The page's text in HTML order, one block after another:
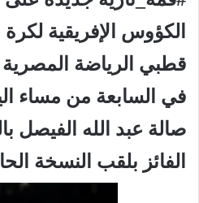
الكؤوس الإفريقية
قطبي الرياضة المصرية
في السابعة من مساء
صالة عبد الله الفيصل
الفائز بلقب النسخة